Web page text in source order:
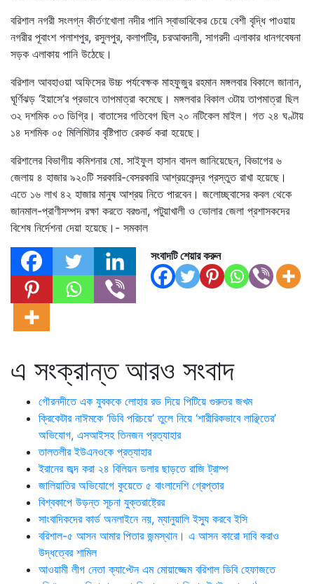
বরিশাল নগরী সংলগ্ন কীর্তণখোলা নদীর পানি স্বাভাবিকের চেয়ে বেশী বৃদ্ধি পাওয়ায়
নগরীর পূবাংশ পলাশপুর, রসুলপুর, কলাপট্রি, চরআবদানী, সাগরদী এলাকার ধানগবেষনা
সড়ক এলাকায় পানি উঠেছে।
বরিশাল আবহাওয়া অফিসের উচ্চ পর্যবেক্ষক মাহফুজুর রহমান মঙ্গলবার বিকালে জানান,
ঘূর্ণিঝড় ‘ইয়াসে’র প্রভাবে তাপমাত্রা কমেছে। মঙ্গলবার বিকাল ৩টায় তাপমাত্রা ছিল
৩২ দশমিক ০৩ ডিগ্রি। বাতাসের গতিবেগ ছিল ২০ নটিকেল মাইল। গত ২৪ ঘণ্টায়
১৪ দশমিক ০৫ মিলিমিটার বৃষ্টিপাত রেকর্ড করা হয়েছে।
বরিশালের বিভাগীয় কমিশনার মো. সাইফুল হাসান বাদল জানিয়েছেন, বিভাগের ৬
জেলায় ৪ হাজার ৯২০টি সরকারি-বেসরকারি আশ্রয়কেন্দ্র প্রস্তুত রাখা হয়েছে।
এতে ১৬ লাখ ৪২ হাজার মানুষ আশ্রয় নিতে পারবেন। জলোচ্ছ্বাসের কবল থেকে
জানমাল-প্রাণীসম্পদ রক্ষা করতে বরগুনা, পটুয়াখালী ও ভোলার জেলা প্রশাসকদের
বিশেষ নির্দেশনা দেয়া হয়েছে।- সমকাল
সংবাদটি শেয়ার করুন
এ সংক্রান্ত আরও সংবাদ
গৌরনদীতে এক যুবককে লোহার রড দিয়ে পিটিয়ে গুরুতর জখম
ক্রিকেটার নাঈমকে ‘ডিবি পরিচয়ে’ তুলে নিয়ে ‘শারীরিকভাবে লাঞ্ছিতের’
অভিযোগ, এসআইসহ তিনজন প্রত্যাহার
তালতলীর ইউএনওকে প্রত্যাহার
ইরানের জব্দ করা ২৪ বিলিয়ন ডলার ছাড়তে রাজি ট্রাম্প
জালিয়াতির অভিযোগে কুয়েতে ৫ বাংলাদেশি গ্রেপ্তার
বিশ্বকাপে উড়ন্ত সূচনা যুক্তরাষ্ট্রের
সাংবাদিকদের কার্ড অনলাইনে নয়, ম্যানুয়ালি ইস্যু করবে ইসি
বরিশাল-৫ আসন আমার পিতার জন্মস্থান। এ আসন কারো দাবি করাও
উদ্ধত্বের শামিল
আওয়ামী লীগ নেতা ক্যাপ্টেন এম মোয়াজ্জেম বরিশাল ডিবি হেফাজতে